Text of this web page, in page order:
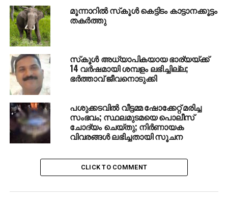
മൂന്നാറില്‍ സ്‌കൂള്‍ കെട്ടിടം കാട്ടാനക്കൂട്ടം
തകര്‍ത്തു
സ്‌കൂള്‍ അധ്യാപികയായ ഭാര്യയ്ക്ക്
14 വര്‍ഷമായി ശമ്പളം ലഭിച്ചില്ല;
ഭര്‍ത്താവ് ജീവനൊടുക്കി
പശുക്കടവില്‍ വീട്ടമ്മ ഷോക്കേറ്റ് മരിച്ച
സംഭവം; സ്ഥലമുടമയെ പൊലീസ്
ചോദ്യം ചെയ്തു; നിര്‍ണായക
വിവരങ്ങള്‍ ലഭിച്ചതായി സൂചന
CLICK TO COMMENT